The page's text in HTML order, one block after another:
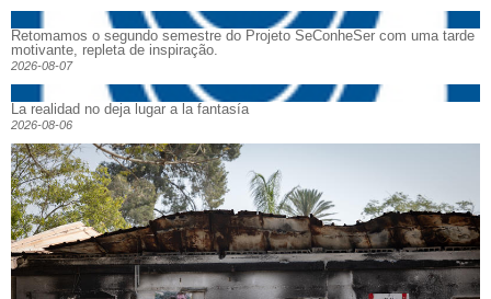
Retomamos o segundo semestre do Projeto SeConheSer com uma tarde
motivante, repleta de inspiração.
2026-08-07
La realidad no deja lugar a la fantasía
2026-08-06